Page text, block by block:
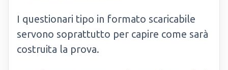
I questionari tipo in formato scaricabile
servono soprattutto per capire come sarà
costruita la prova.